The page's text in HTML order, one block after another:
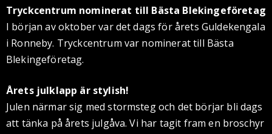
Tryckcentrum nominerat till Bästa Blekingeföretag
I början av oktober var det dags för årets Guldekengala
i Ronneby. Tryckcentrum var nominerat till Bästa
Blekingeföretag.
Årets julklapp är stylish!
Julen närmar sig med stormsteg och det börjar bli dags
att tänka på årets julgåva. Vi har tagit fram en broschyr